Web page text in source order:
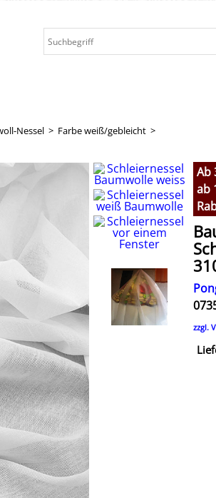
Nessel > Farbe weiß/gebleicht >
Ab
ab
zzgl.